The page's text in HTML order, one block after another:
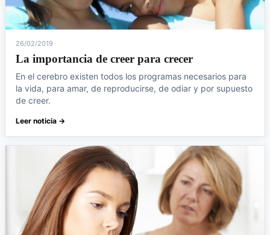
26/02/2019
La importancia de creer para crecer
En el cerebro existen todos los programas necesarios para
la vida, para amar, de reproducirse, de odiar y por supuesto
de creer.
Leer noticia →